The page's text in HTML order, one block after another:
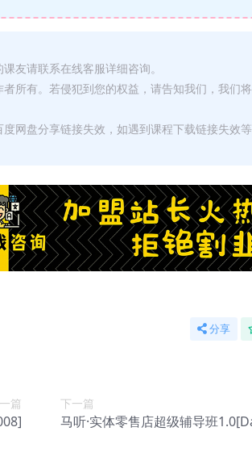
友请联系在线客服详细咨询。
所有。若侵犯到您的权益，请告知我们，我们
网盘分享链接失效，如遇到课程下载链接失效
分享
一篇 下一篇
马听·实体零售店超级辅导班